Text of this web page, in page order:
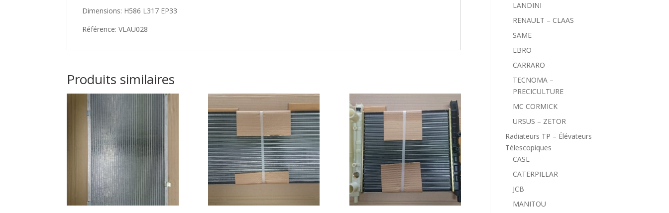
Dimensions: H586 L317 EP33
Référence: VLAU028
Produits similaires
LANDINI
RENAULT – CLAAS
SAME
EBRO
CARRARO
TECNOMA –
PRECICULTURE
MC CORMICK
URSUS – ZETOR
Radiateurs TP – Élévateurs
Télescopiques
CASE
CATERPILLAR
JCB
MANITOU